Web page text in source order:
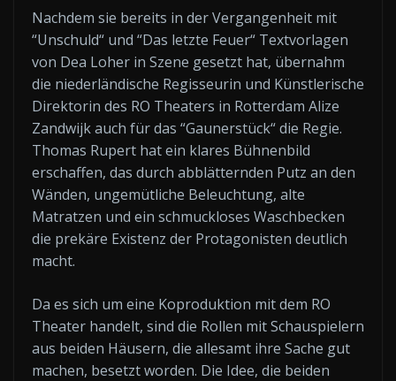
Nachdem sie bereits in der Vergangenheit mit
“Unschuld“ und “Das letzte Feuer“ Textvorlagen
von Dea Loher in Szene gesetzt hat, übernahm
die niederländische Regisseurin und Künstlerische
Direktorin des RO Theaters in Rotterdam Alize
Zandwijk auch für das “Gaunerstück“ die Regie.
Thomas Rupert hat ein klares Bühnenbild
erschaffen, das durch abblätternden Putz an den
Wänden, ungemütliche Beleuchtung, alte
Matratzen und ein schmuckloses Waschbecken
die prekäre Existenz der Protagonisten deutlich
macht.
Da es sich um eine Koproduktion mit dem RO
Theater handelt, sind die Rollen mit Schauspielern
aus beiden Häusern, die allesamt ihre Sache gut
machen, besetzt worden. Die Idee, die beiden